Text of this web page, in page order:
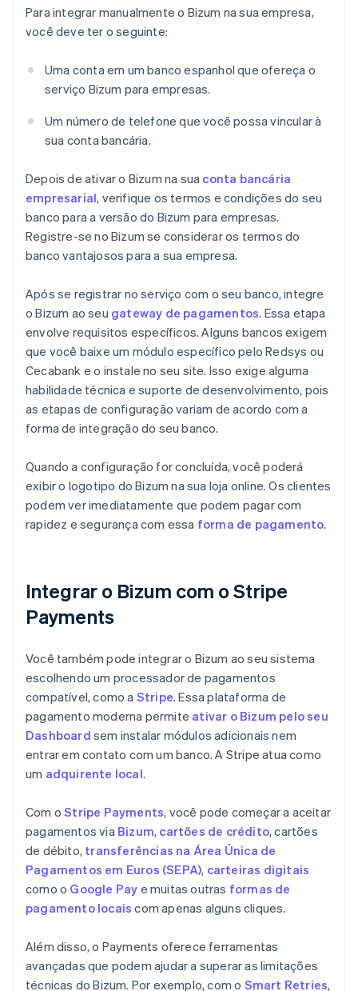
Para integrar manualmente o Bizum na sua empresa,
você deve ter o seguinte:
Uma conta em um banco espanhol que ofereça o
serviço Bizum para empresas.
Um número de telefone que você possa vincular à
sua conta bancária.
Depois de ativar o Bizum na sua conta bancária
empresarial, verifique os termos e condições do seu
banco para a versão do Bizum para empresas.
Registre-se no Bizum se considerar os termos do
banco vantajosos para a sua empresa.
Após se registrar no serviço com o seu banco, integre
o Bizum ao seu gateway de pagamentos. Essa etapa
envolve requisitos específicos. Alguns bancos exigem
que você baixe um módulo específico pelo Redsys ou
Cecabank e o instale no seu site. Isso exige alguma
habilidade técnica e suporte de desenvolvimento, pois
as etapas de configuração variam de acordo com a
forma de integração do seu banco.
Quando a configuração for concluída, você poderá
exibir o logotipo do Bizum na sua loja online. Os clientes
podem ver imediatamente que podem pagar com
rapidez e segurança com essa forma de pagamento.
Integrar o Bizum com o Stripe
Payments
Você também pode integrar o Bizum ao seu sistema
escolhendo um processador de pagamentos
compatível, como a Stripe. Essa plataforma de
pagamento moderna permite ativar o Bizum pelo seu
Dashboard sem instalar módulos adicionais nem
entrar em contato com um banco. A Stripe atua como
um adquirente local.
Com oStripe Payments, você pode começar a aceitar
pagamentos via Bizum, cartões de crédito, cartões
de débito, transferências na Área Única de
Pagamentos em Euros (SEPA), carteiras digitais
como o Google Pay e muitas outras formas de
pagamento locais com apenas alguns cliques.
Além disso, o Payments oferece ferramentas
avançadas que podem ajudar a superar as limitações
técnicas do Bizum. Por exemplo, com o Smart Retries,